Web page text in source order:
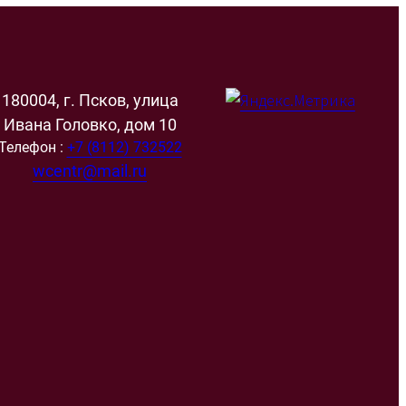
180004, г. Псков, улица
Ивана Головко, дом 10
: +7 (8112) 732522
wcentr@mail.ru